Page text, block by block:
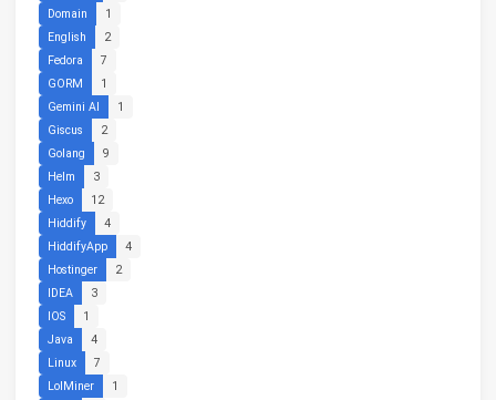
Domain
1
English
2
Fedora
7
GORM
1
Gemini AI
1
Giscus
2
Golang
9
Helm
3
Hexo
12
Hiddify
4
HiddifyApp
4
Hostinger
2
IDEA
3
IOS
1
Java
4
Linux
7
LolMiner
1